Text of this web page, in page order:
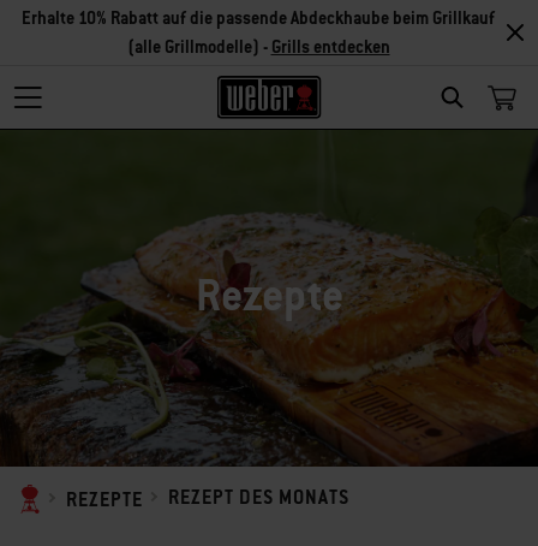
SEARCH
Erhalte 10% Rabatt auf die passende Abdeckhaube beim Grillkauf
(alle Grillmodelle) - Grills entdecken
Rezepte
REZEPTE REZEPT DES MONATS